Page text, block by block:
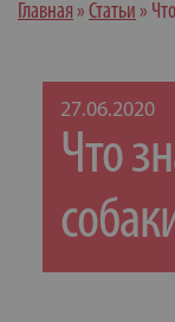
Главная » Статьи »
27.06.2020
Что